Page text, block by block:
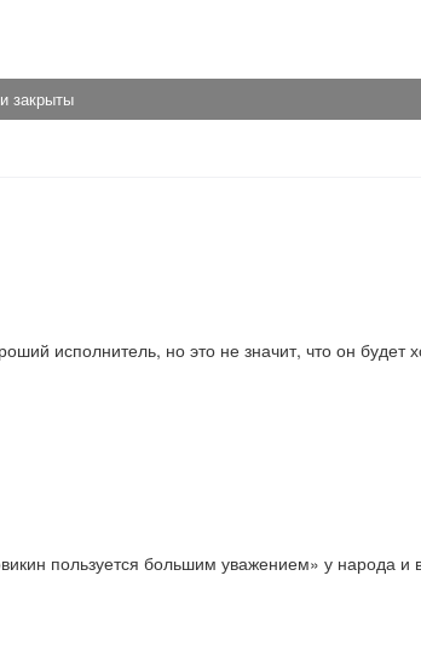
закрыты
исполнитель, но это не значит, что он
пользуется большим уважением» у народа и